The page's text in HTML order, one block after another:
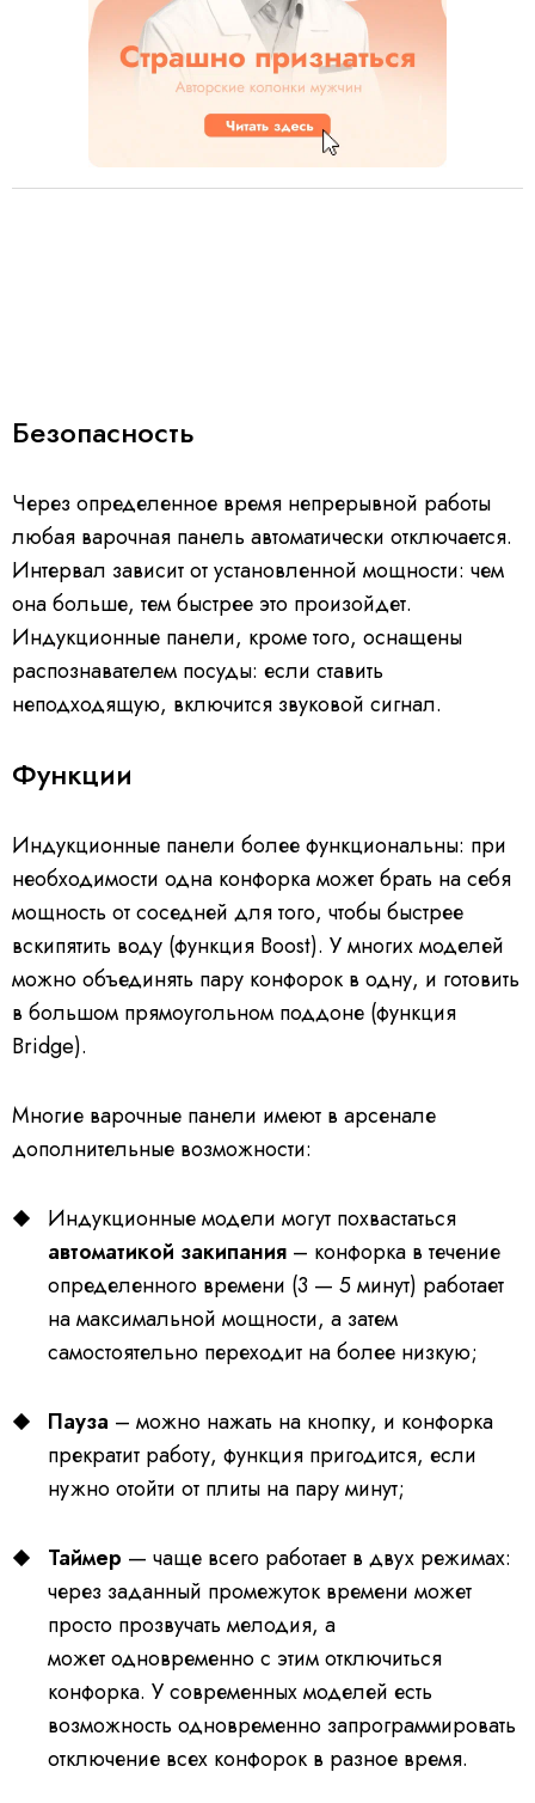
Безопасность
Через определенное время непрерывной работы
любая варочная панель автоматически отключается.
Интервал зависит от установленной мощности: чем
она больше, тем быстрее это произойдет.
Индукционные панели, кроме того, оснащены
распознавателем посуды: если ставить
неподходящую, включится звуковой сигнал.
Функции
Индукционные панели более функциональны: при
необходимости одна конфорка может брать на себя
мощность от соседней для того, чтобы быстрее
вскипятить воду (функция Boost). У многих моделей
можно объединять пару конфорок в одну, и готовить
в большом прямоугольном поддоне (функция
Bridge).
Многие варочные панели имеют в арсенале
дополнительные возможности:
Индукционные модели могут похвастаться
автоматикой закипания – конфорка в течение
определенного времени (3 — 5 минут) работает
на максимальной мощности, а затем
самостоятельно переходит на более низкую;
Пауза – можно нажать на кнопку, и конфорка
прекратит работу, функция пригодится, если
нужно отойти от плиты на пару минут;
Таймер — чаще всего работает в двух режимах:
через заданный промежуток времени может
просто прозвучать мелодия, а
может одновременно с этим отключиться
конфорка. У современных моделей есть
возможность одновременно запрограммировать
отключение всех конфорок в разное время.